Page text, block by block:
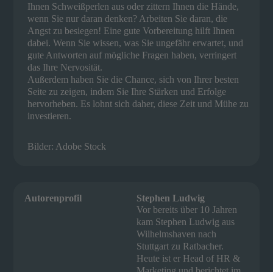
Ihnen Schweißperlen aus oder zittern Ihnen die Hände,
wenn Sie nur daran denken? Arbeiten Sie daran, die
Angst zu besiegen! Eine gute Vorbereitung hilft Ihnen
dabei. Wenn Sie wissen, was Sie ungefähr erwartet, und
gute Antworten auf mögliche Fragen haben, verringert
das Ihre Nervosität.
Außerdem haben Sie die Chance, sich von Ihrer besten
Seite zu zeigen, indem Sie Ihre Stärken und Erfolge
hervorheben. Es lohnt sich daher, diese Zeit und Mühe zu
investieren.
Bilder: Adobe Stock
Autorenprofil Stephen Ludwig
Vor bereits über 10 Jahren
kam Stephen Ludwig aus
Wilhelmshaven nach
Stuttgart zu Ratbacher.
Heute ist er Head of HR &